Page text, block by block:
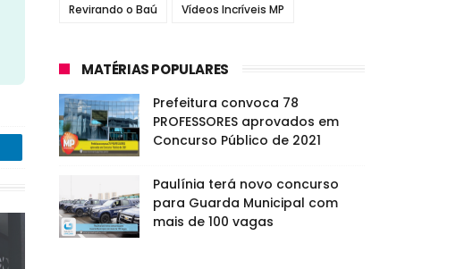
Revirando o Baú Vídeos Incríveis MP
MATÉRIAS POPULARES
Prefeitura convoca 78
PROFESSORES aprovados em
Concurso Público de 2021
Paulínia terá novo concurso
para Guarda Municipal com
mais de 100 vagas